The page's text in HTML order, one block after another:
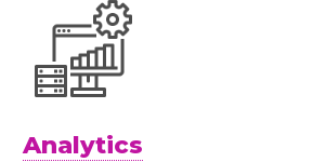
Analytics